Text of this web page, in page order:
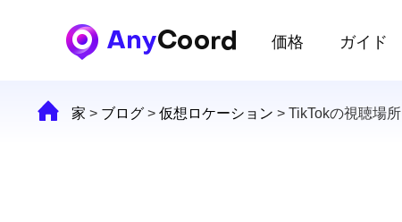
価格 ガイド
家 > ブログ > 仮想ロケーション > TikTokの視聴場所